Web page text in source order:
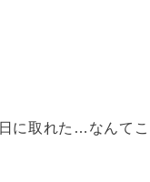
に取れた…なんてこ